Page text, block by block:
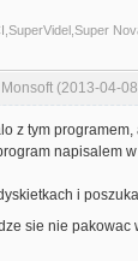
(2013-04-
z tym
napisalem w
i
sie nie